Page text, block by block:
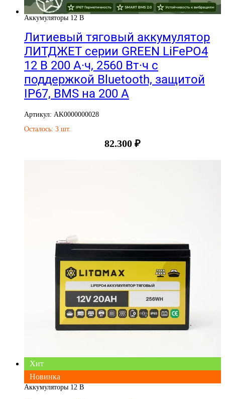
Аккумуляторы 12 В
Литиевый тяговый аккумулятор
ЛИТДЖЕТ серии GREEN LiFePO4
12 В 200 А·ч, 2560 Вт·ч с
поддержкой Bluetooth, защитой
IP67, BMS на 200 А
Артикул: AK0000000028
Осталось: 3 шт.
82.300 ₽
Хит
Новинка
Аккумуляторы 12 В